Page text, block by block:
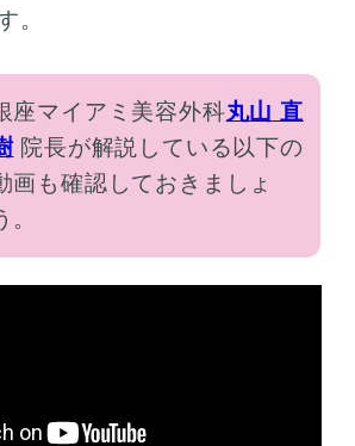
。
座マイアミ美容外科丸山 直
院長が解説している以下の
画も確認しておきましょ
。